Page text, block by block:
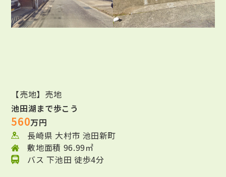
【売地】売地
池田湖まで歩こう
560万円
長崎県 大村市 池田新町
敷地面積 96.99㎡
バス 下池田 徒歩4分